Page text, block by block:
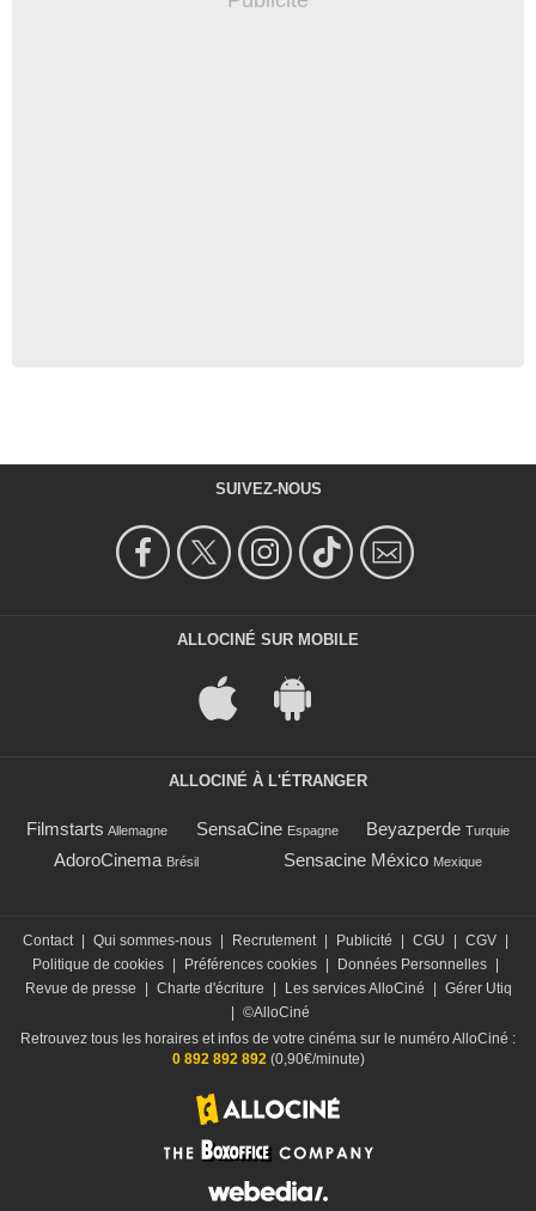
SUIVEZ-NOUS
ALLOCINÉ SUR MOBILE
ALLOCINÉ À L'ÉTRANGER
Filmstarts Allemagne SensaCine Espagne Beyazperde Turquie
AdoroCinema Brésil Sensacine México Mexique
Contact Qui sommes-nous Recrutement Publicité CGU CGV
Politique de cookies
Préférences cookies Données Personnelles
Revue de presse
Charte d'écriture Les services AlloCiné
Gérer Utiq
©AlloCiné
Retrouvez tous les horaires et infos de votre cinéma sur le numéro AlloCiné :
0 892 892 892(0,90€/minute)